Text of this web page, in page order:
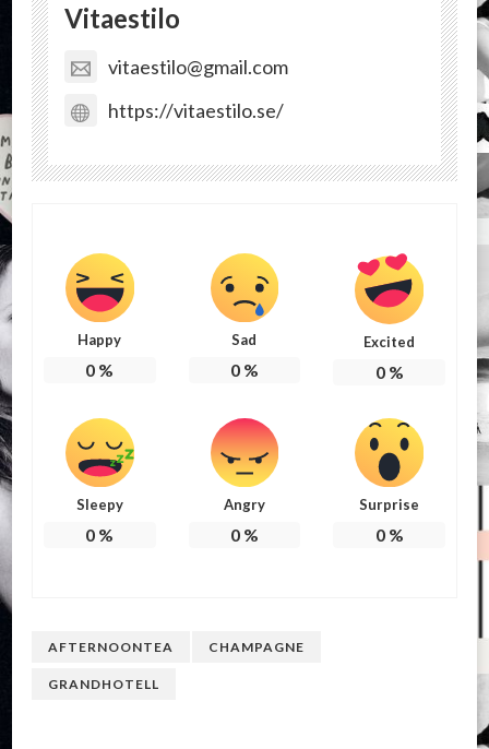
Vitaestilo
vitaestilo@gmail.com
https://vitaestilo.se/
Happy
0 %
Sad
0%
Excited
0%
Sleepy
0 %
Angry
0%
Surprise
0%
AFTERNOONTEA CHAMPAGNE
GRANDHOTELL